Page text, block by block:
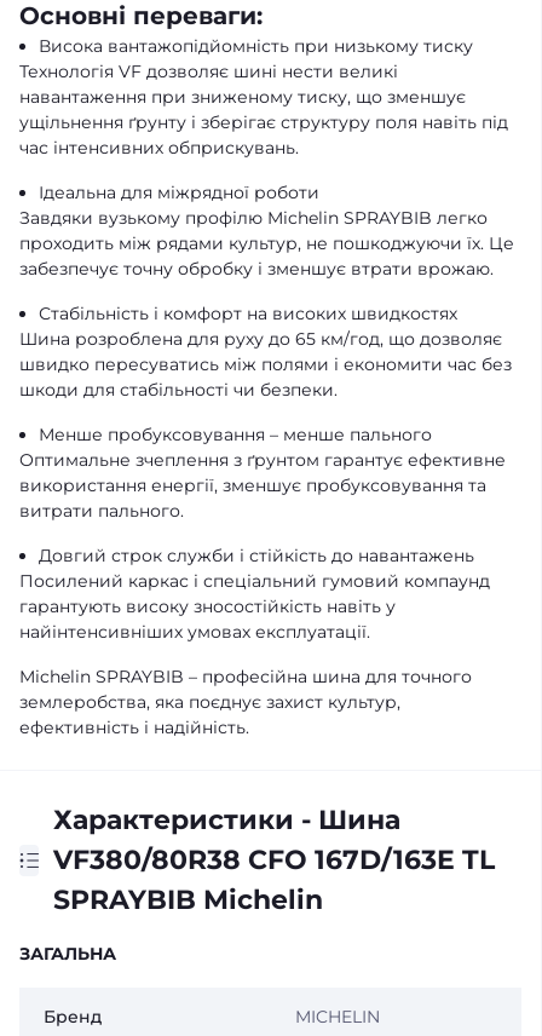
Основні переваги:
Висока вантажопідйомність при низькому тиску
Технологія VF дозволяє шині нести великі
навантаження при зниженому тиску, що зменшує
ущільнення ґрунту і зберігає структуру поля навіть під
час інтенсивних обприскувань.
Ідеальна для міжрядної роботи
Завдяки вузькому профілю Michelin SPRAYBIB легко
проходить між рядами культур, не пошкоджуючи їх. Це
забезпечує точну обробку і зменшує втрати врожаю.
Стабільність і комфорт на високих швидкостях
Шина розроблена для руху до 65 км/год, що дозволяє
швидко пересуватись між полями і економити час без
шкоди для стабільності чи безпеки.
Менше пробуксовування – менше пального
Оптимальне зчеплення з ґрунтом гарантує ефективне
використання енергії, зменшує пробуксовування та
витрати пального.
Довгий строк служби і стійкість до навантажень
Посилений каркас і спеціальний гумовий компаунд
гарантують високу зносостійкість навіть у
найінтенсивніших умовах експлуатації.
Michelin SPRAYBIB – професійна шина для точного
землеробства, яка поєднує захист культур,
ефективність і надійність.
Характеристики - Шина
VF380/80R38 CFO 167D/163E TL
SPRAYBIB Michelin
ЗАГАЛЬНА
Бренд MICHELIN